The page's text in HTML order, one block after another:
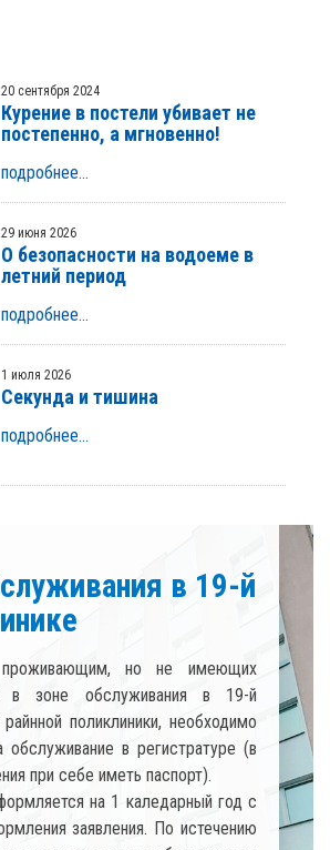
20 сентября 2024
Курение в постели убивает не
постепенно, а мгновенно!
подробнее...
29 июня 2026
О безопасности на водоеме в
летний период
подробнее...
1 июля 2026
Секунда и тишина
подробнее...
Карта для медицинского
обслуживания
В рамках проекта
"Электронной
лекарственныe средствa,
электронной форме, отпускаются по
медицинского обслуживания в
«БЕЛФАРМАЦИЯ» и других аптечных
Выдача пластиковых карт для населения
обслуживания 19-й поликлиики